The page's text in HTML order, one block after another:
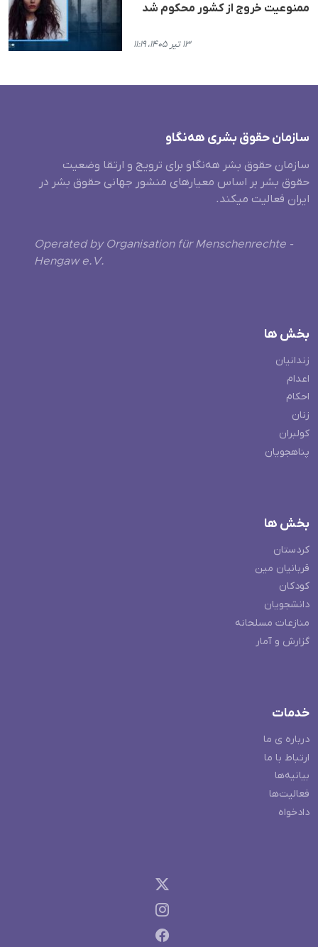
ممنوعیت خروج از کشور محکوم شد
۱۳ تیر ۱۴۰۵، ۱۱:۱۹
سازمان حقوق بشری هەنگاو
سازمان حقوق بشر هه‌نگاو برای ترویج و ارتقا وضعیت
حقوق بشر بر اساس معیارهای منشور جهانی حقوق بشر در
ایران فعالیت میکند.
Operated by Organisation für Menschenrechte -
Hengaw e.V.
بخش ها
زندانیان
اعدام
احکام
زنان
کولبران
پناهجویان
بخش ها
کردستان
قربانیان مین
کودکان
دانشجویان
منازعات مسلحانه
گزارش و آمار
خدمات
درباره ی ما
ارتباط با ما
بیانیه‌ها
فعالیت‌ها
دادخواه